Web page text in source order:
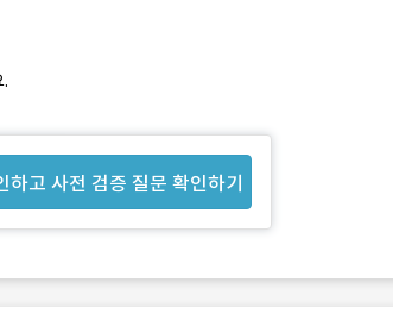
하고 사전 검증 질문 확인하기